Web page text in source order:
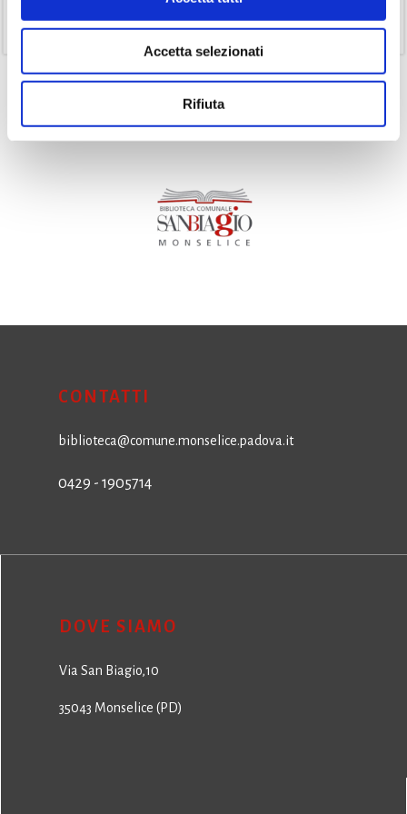
Accetta selezionati
Rifiuta
Volumi(11)
CONTATTI
biblioteca@comune.monselice.padova.it
0429 - 1905714
DOVE SIAMO
Via San Biagio,10
35043 Monselice (PD)